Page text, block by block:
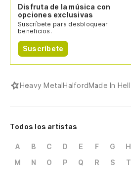
Disfruta de la música con
opciones exclusivas
Suscríbete para desbloquear
beneficios.
Suscríbete
Heavy MetalHalfordMade In Hell
Todos los artistas
A B C D E F G H
M
N O P Q R S T